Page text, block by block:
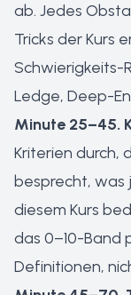
ab. Jedes
Tricks der Kurs
Schwierigkeits-
Ledge, Deep-
Minute 25–45.
Kriterien durch,
besprecht, was
diesem Kurs
das 0–10-Band
Definitionen,